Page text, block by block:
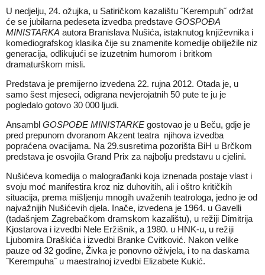
U nedjelju, 24. ožujka, u Satiričkom kazalištu ˝Kerempuh˝ održat
će se jubilarna pedeseta izvedba predstave GOSPOĐA
MINISTARKA autora Branislava Nušića, istaknutog književnika i
komediografskog klasika čije su znamenite komedije obilježile niz
generacija, odlikujući se izuzetnim humorom i britkom
dramaturškom misli.
Predstava je premijerno izvedena 22. rujna 2012. Otada je, u
samo šest mjeseci, odigrana nevjerojatnih 50 pute te ju je
pogledalo gotovo 30 000 ljudi.
Ansambl GOSPOĐE MINISTARKE gostovao je u Beču, gdje je
pred prepunom dvoranom Akzent teatra njihova izvedba
popraćena ovacijama. Na 29.susretima pozorišta BiH u Brčkom
predstava je osvojila Grand Prix za najbolju predstavu u cjelini.
Nušićeva komedija o malograđanki koja iznenada postaje vlast i
svoju moć manifestira kroz niz duhovitih, ali i oštro kritičkih
situacija, prema mišljenju mnogih uvaženih teatrologa, jedno je od
najvažnijih Nušićevih djela. Inače, izvedena je 1964. u Gavelli
(tadašnjem Zagrebačkom dramskom kazalištu), u režiji Dimitrija
Kjostarova i izvedbi Nele Eržišnik, a 1980. u HNK-u, u režiji
Ljubomira Draškića i izvedbi Branke Cvitković. Nakon velike
pauze od 32 godine, Živka je ponovno oživjela, i to na daskama
˝Kerempuha˝ u maestralnoj izvedbi Elizabete Kukić.